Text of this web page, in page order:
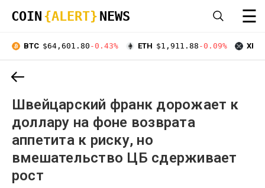
COIN {ALERT} NEWS ☰
BTC $64,601.80 -0.43% ETH $1,911.88 -0.09% XRP
Швейцарский франк дорожает к
доллару на фоне возврата
аппетита к риску, но
вмешательство ЦБ сдерживает
рост